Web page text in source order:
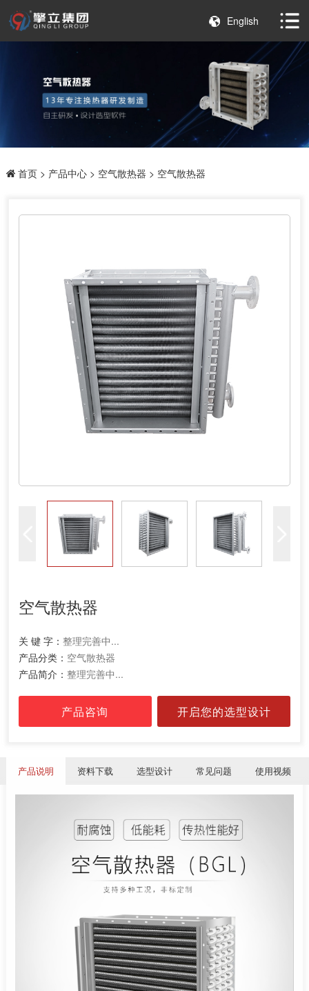
English
首页> 产品中心> 空气散热器 > 空气散热器
空气散热器
关 键 字： 整理完善中...
产品分类： 空气散热器
产品简介： 整理完善中...
产品咨询 开启您的选型设计
产品说明 资料下载 选型设计 常见问题 使用视频